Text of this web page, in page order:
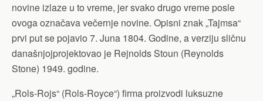
novine izlaze u to vreme, jer svako drugo vreme posle
ovoga označava večernje novine. Opisni znak „Tajmsa“
prvi put se pojavio 7. Juna 1804. Godine, a verziju sličnu
današnjojprojektovao je Rejnolds Stoun (Reynolds
Stone) 1949. godine.
„Rols-Rojs“ (Rols-Royce“) firma proizvodi luksuzne